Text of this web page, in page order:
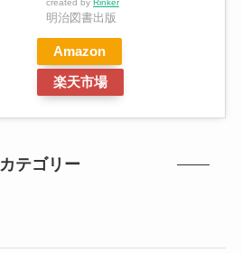
created by Rinker
明治図書出版
Amazon
楽天市場
カテゴリー